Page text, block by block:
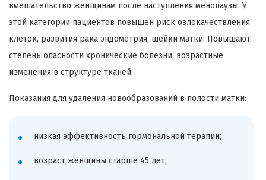
вмешательство женщинам после наступления менопаузы. У
этой категории пациентов повышен риск озлокачествления
клеток, развития рака эндометрия, шейки матки. Повышают
степень опасности хронические болезни, возрастные
изменения в структуре тканей.
Показания для удаления новообразований в полости матки:
низкая эффективность гормональной терапии;
возраст женщины старше 45 лет;